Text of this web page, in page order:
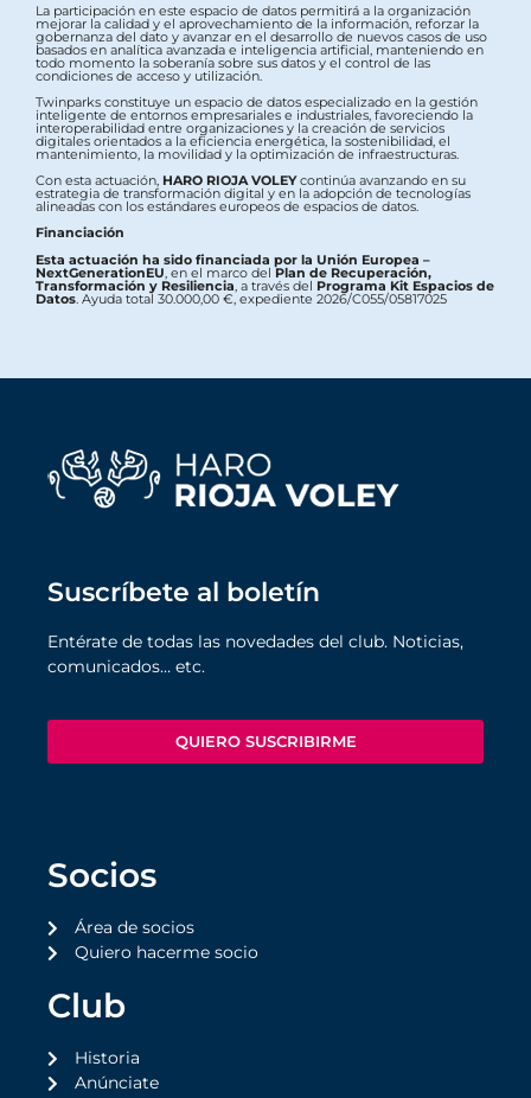
La participación en este espacio de datos permitirá a la organización
mejorar la calidad y el aprovechamiento de la información, reforzar la
gobernanza del dato y avanzar en el desarrollo de nuevos casos de uso
basados en analítica avanzada e inteligencia artificial, manteniendo en
todo momento la soberanía sobre sus datos y el control de las
condiciones de acceso y utilización.
Twinparks constituye un espacio de datos especializado en la gestión
inteligente de entornos empresariales e industriales, favoreciendo la
interoperabilidad entre organizaciones y la creación de servicios
digitales orientados a la eficiencia energética, la sostenibilidad, el
mantenimiento, la movilidad y la optimización de infraestructuras.
Con esta actuación, HARO RIOJA VOLEYcontinúa avanzando en su
estrategia de transformación digital y en la adopción de tecnologías
alineadas con los estándares europeos de espacios de datos.
Financiación
Esta actuación ha sido financiada por la Unión Europea –
NextGenerationEU , en el marco delPlan de Recuperación,
Transformación y Resiliencia , a través del Programa Kit Espacios de
Datos . Ayuda total 30.000,00 €, expediente 2026/C055/05817025
Suscríbete al boletín
Entérate de todas las novedades del club. Noticias,
comunicados… etc.
QUIERO SUSCRIBIRME
Socios
Área de socios
Quiero hacerme socio
Club
Historia
Anúnciate